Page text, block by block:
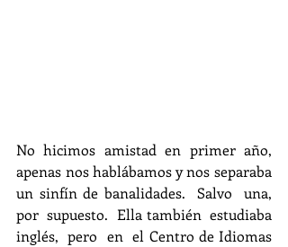
No  hicimos  amistad  en  primer  año,
apenas nos hablábamos y nos separaba
un sinfín de banalidades.  Salvo  una,
por  supuesto.  Ella también  estudiaba
inglés,  pero  en  el Centro de Idiomas